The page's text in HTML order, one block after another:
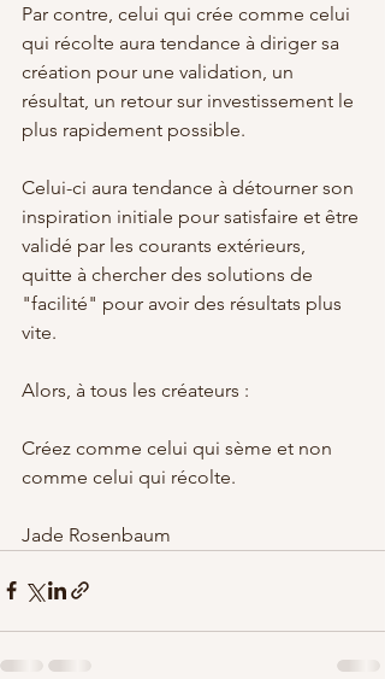
Par contre, celui qui crée comme celui
qui récolte aura tendance à diriger sa
création pour une validation, un
résultat, un retour sur investissement le
plus rapidement possible.
Celui-ci aura tendance à détourner son
inspiration initiale pour satisfaire et être
validé par les courants extérieurs,
quitte à chercher des solutions de
"facilité" pour avoir des résultats plus
vite.
Alors, à tous les créateurs :
Créez comme celui qui sème et non
comme celui qui récolte.
Jade Rosenbaum